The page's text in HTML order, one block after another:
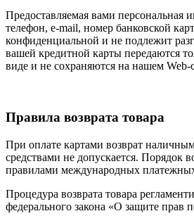
Предоставляемая вами персональная
телефон, e-mail, номер банковской
конфиденциальной и не подлежит
вашей кредитной карты передаются
виде и не сохраняются на нашем Web-
Правила возврата товара
При оплате картами возврат
средствами не допускается. Порядок
правилами международных
Процедура возврата товара
федерального закона «О защите прав